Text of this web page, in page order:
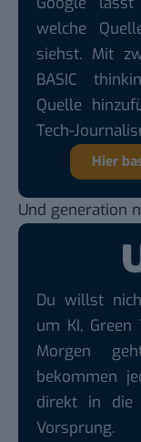
welche
siehst. Mit
BASIC
Quelle
Tech-
Hier
Und generation
Du willst
um KI, Green
Morgen
bekommen
direkt in die
Vorsprung.